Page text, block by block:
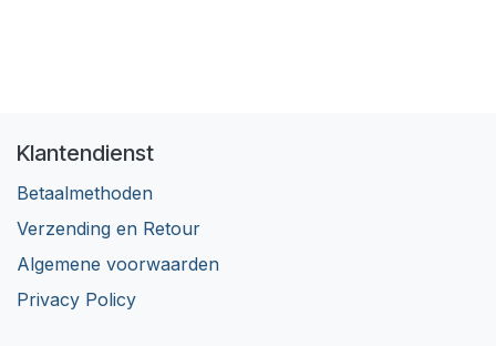
Klantendienst
Betaalmethoden
Verzending en Retour
Algemene voorwaarden
Privacy Policy